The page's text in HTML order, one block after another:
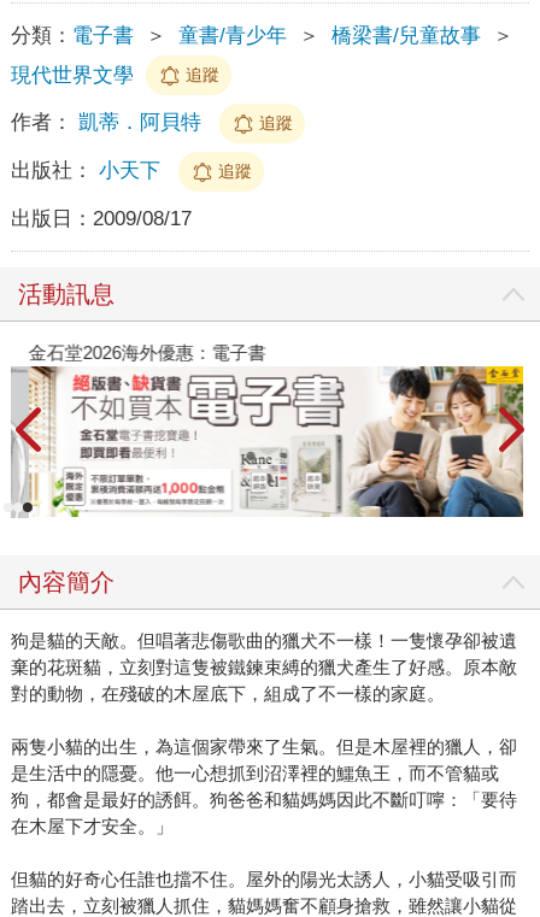
分類： 電子書 ＞ 童書/青少年 ＞ 橋梁書/兒童故事
＞
現代世界文學
追蹤
作者： 凱蒂．阿貝特 追蹤
出版社： 小天下 追蹤
出版日： 2009/08/17
活動訊息
金石堂2026海外優惠：電子書
內容簡介
狗是貓的天敵。但唱著悲傷歌曲的獵犬不一樣！一隻懷孕卻被遺
棄的花斑貓，立刻對這隻被鐵鍊束縛的獵犬產生了好感。原本敵
對的動物，在殘破的木屋底下，組成了不一樣的家庭。
兩隻小貓的出生，為這個家帶來了生氣。但是木屋裡的獵人，卻
是生活中的隱憂。他一心想抓到沼澤裡的鱷魚王，而不管貓或
狗，都會是最好的誘餌。狗爸爸和貓媽媽因此不斷叮嚀：「要待
在木屋下才安全。」
但貓的好奇心任誰也擋不住。屋外的陽光太誘人，小貓受吸引而
踏出去，立刻被獵人抓住，貓媽媽奮不顧身搶救，雖然讓小貓從